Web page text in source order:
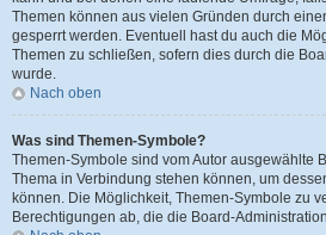
Themen können aus vielen Gründen durch
gesperrt werden. Eventuell hast du auch die
Themen zu schließen, sofern dies durch die
wurde.
Nach oben
Was sind Themen-Symbole?
Themen-Symbole sind vom Autor ausgewählte
Thema in Verbindung stehen können, um
können. Die Möglichkeit, Themen-Symbole zu
Berechtigungen ab, die die Board-